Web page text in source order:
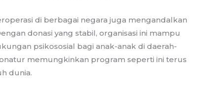
di berbagai negara juga mengandalkan
donasi yang stabil, organisasi ini mampu
psikososial bagi anak-anak di daerah-
memungkinkan program seperti ini terus
dunia.